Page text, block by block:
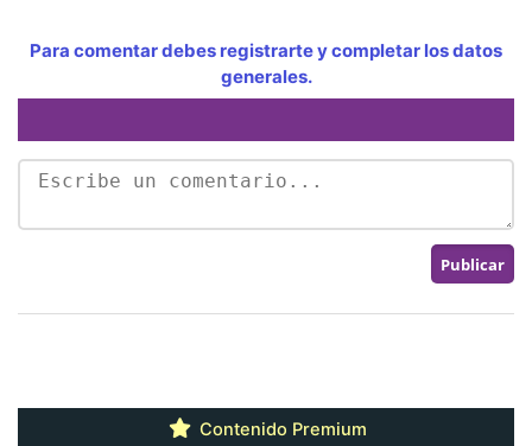
Para comentar debes registrarte y completar los datos
generales.
Contenido Premium